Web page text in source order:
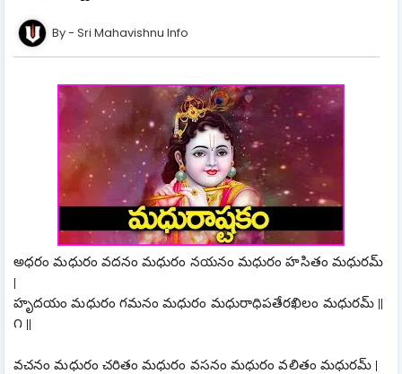
Sri Mahavishnu Info
అధరం మధురం వదనం మధురం నయనం మధురం హసితం మధురమ్
|
హృదయం మధురం గమనం మధురం మధురాధిపతేరఖిలం మధురమ్ ||
౧ ||
వచనం మధురం చరితం మధురం వసనం మధురం వలితం మధురమ్ |